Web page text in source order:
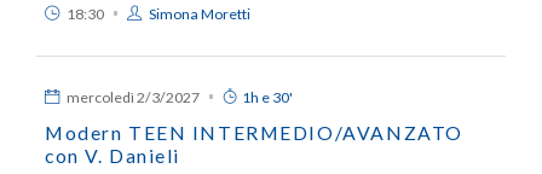
18:30 Simona Moretti
mercoledì 2/3/2027 1h e 30'
Modern TEEN INTERMEDIO/AVANZATO
con V. Danieli